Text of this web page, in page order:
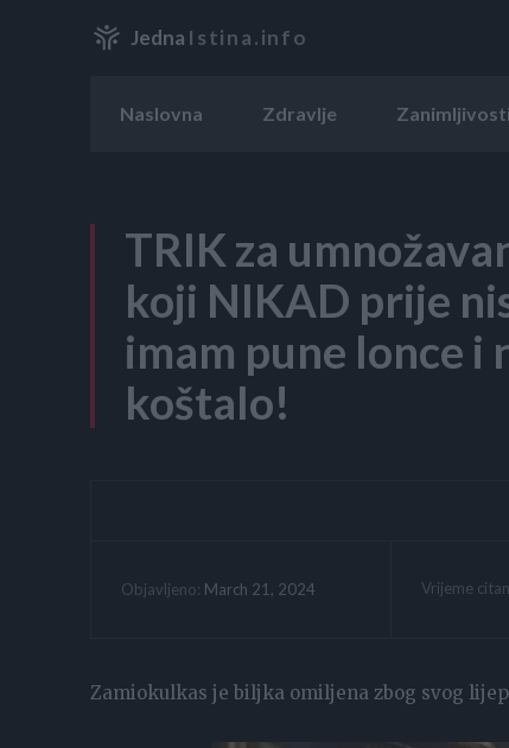
Jedna Istina.info
Naslovna Zdravlje Zanimljivosti
TRIK za
koji NIKAD prije
imam pune lonce i
koštalo!
Objavljeno: March 21, 2024 Vrijeme
Zamiokulkas je biljka omiljena zbog svog